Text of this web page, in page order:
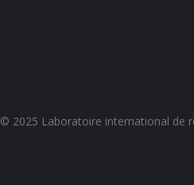
© 2025 Laboratoire international de